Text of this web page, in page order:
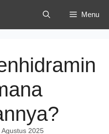
Menu
Agustus 2025